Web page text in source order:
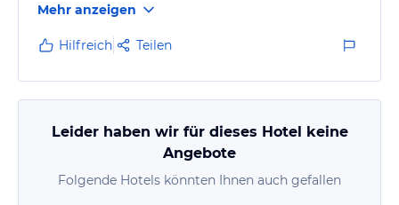
Mehr anzeigen
Hilfreich Teilen
Leider haben wir für dieses Hotel keine
Angebote
Folgende Hotels könnten Ihnen auch gefallen